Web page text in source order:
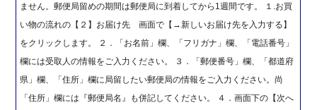
ません。郵便局留めの期間は郵便局に到着してから1週間です。 １.お買
い物の流れの【２】お届け先 画面で【→新しいお届け先を入力する】
をクリックします。 ２．「お名前」欄、「フリガナ」欄、「電話番号」
欄には受取人の情報をご入力ください。 ３．「郵便番号」欄、「都道府
県」欄、「住所」欄に局留したい郵便局の情報をご入力ください。尚
「住所」欄には『郵便局名』も併記してください。 ４．画面下の【次へ